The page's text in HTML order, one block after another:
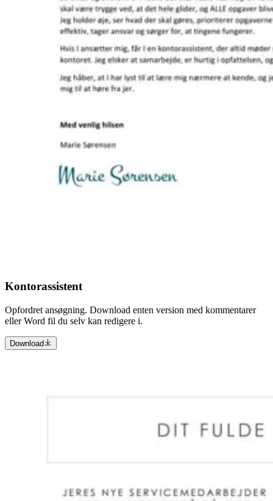
Kontorassistent
Opfordret ansøgning. Download enten version med kommentarer
eller Word fil du selv kan redigere i.
Download